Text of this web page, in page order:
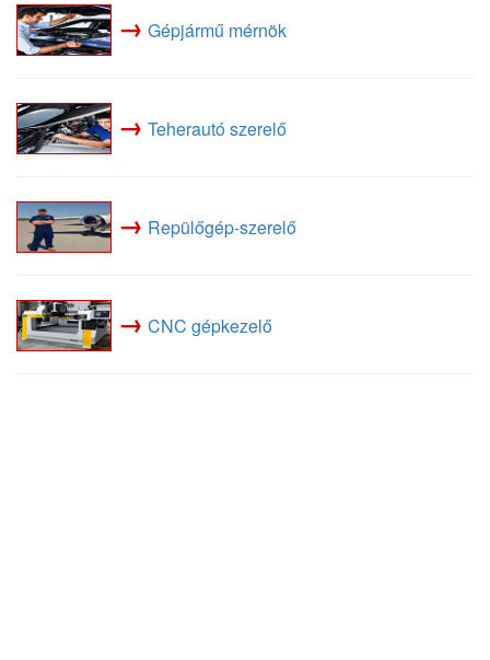
→ Gépjármű mérnök
→ Teherautó szerelő
→ Repülőgép-szerelő
→ CNC gépkezelő